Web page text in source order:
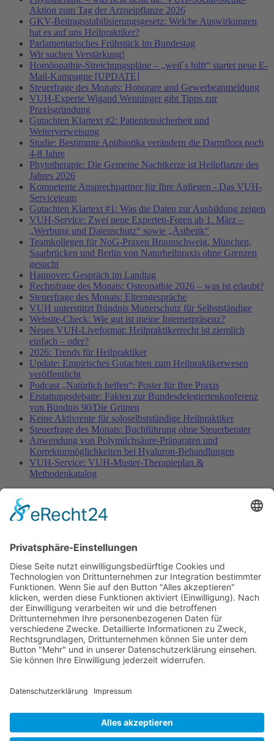
Aktion zum Tag der Arzneipflanze 2026
GKV-Beitragsstabilisierungsgesetz: Welche Auswirkungen
hat es auf uns Heilpraktiker?
Parlamentarisches Frühstück im Bundestag
Wir suchen Verstärkung!
Homöopathie-Streichungspläne – „weil´s hilft“ startet neue E-
Mail-Kampagne [UPDATE]
Steuerfrage des Monats: Honorare und Gewerbeanmeldung
VUH-Experte Wigand Wenninger gibt Tipps zur
Praxisgründung
Gutachten Klartext #2: Patientensicherheit und
Weiterverweisung
Studie: Bestimmte Antibiotika verändern die Darmflora noch
4-8 Jahre
Phytotherapie: Die Gemeine Nachtkerze ist Heilpflanze des
Jahres 2026
Kompetente Ansprechpartner für Ihre Anliegen - Das VUH-
Serviceteam
Gutachten Klartext #1: Was die Daten zur Ausbildung zeigen
VUH-Service: Zwei neue Experten-Foren ab 1. März –
„Werbung und Datenschutz“ sowie „Ästhetik“
Teamkollegen für NoG-Praxen Braunschweig, München,
Saarbrücken und Berlin von Naturheilpraxis ohne Grenzen
gesucht
Hannover: Gespräch im Landtag
Rechtsfrage des Monats: Osteopathie 2026 – was ist erlaubt?
Steuerfrage des Monats: Elterngespräche
VUH unterstützt Bündnis Mutterschutz für Selbstständige
Website-Check: Wie gut ist meine Internetpräsenz?
Neues VUH-Liveformat: Heilpraktikerrecht ist ziemlich
einfach – oder?
2026: Trends für Heilpraktiker
Update: Empirisches Gutachten zum Heilpraktikerwesen
veröffentlicht
Podcast „Natürlich helfen“: Poster für Ihre Praxis
Erstattungsdebatte: Fakten zur Bundesdelegiertenkonferenz
von Bündnis 90/Die Grünen
Keine Aktivrente für soloselbstständige Heilpraktiker
Steuerfrage des Monats: Buchführung ohne Steuerberater
Anwendung von Polymilchsäure-Präparaten und
Korrekturmöglichkeiten bei Hyaluron-Behandlungen
VUH-Service: VUH-Muster-Therapieplan &
Methodenkatalog
Fachinformationen
Erstattungsfähige rezeptfreie Medikamente
Studie: Reduziert das Darmbakterium Bacteroides vulgatus
Heißhunger auf Süßes?
Verband Unabhängiger Heilpraktiker e.V.
Diese E-Mail-Adresse ist vor Spambots geschützt! Zur
Anzeige muss JavaScript eingeschaltet sein!
0261-1349 8000
38100 Braunschweig
Impressum